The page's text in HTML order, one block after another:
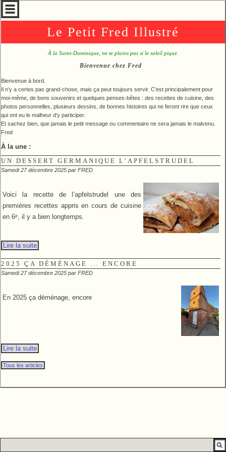
Le Petit Fred Illustré
À la Saint-Dominique, ne te plains pas si le soleil pique.
Bienvenue chez Fred
Bienvenue à bord.
Il n’y a certes pas grand-chose, mais ça peut toujours servir. C’est principalement pour
moi-même, de bons souvenirs et quelques penses-bêtes : des recettes de cuisine, des
photos personnelles, plusieurs dessins, de bonnes histoires qui ne feront rire que ceux
qui ont eu le malheur d’y participer.
Et sachez bien, que jamais le petit message ou commentaire ne sera jamais le malvenu.
Fred
À la une :
UN DESSERT GERMANIQUE L’APFELSTRUDEL
Samedi 27 décembre 2025 par FRED
Voici la recette de l’apfelstrudel une des
premières recettes appris en cours de cuisine
en 6ᵉ, il y a bien longtemps.
Lire la suite
2025 ÇA DÉMÉNAGE ... ENCORE
Samedi 27 décembre 2025 par FRED
En 2025 ça déménage, encore
Lire la suite
Tous les articles